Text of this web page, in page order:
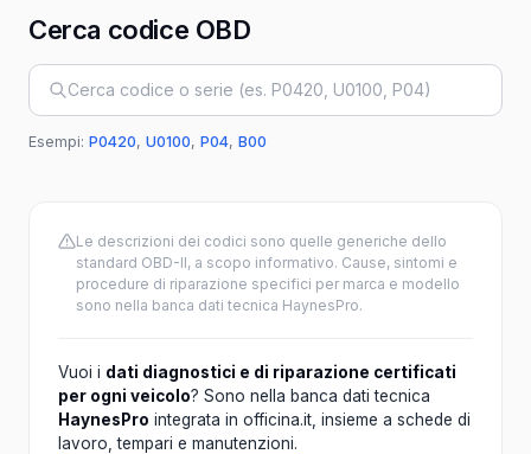
Cerca codice OBD
Cerca codice OBD
Esempi: P0420, U0100, P04, B00
Le descrizioni dei codici sono quelle generiche dello
standard OBD-II, a scopo informativo. Cause, sintomi e
procedure di riparazione specifici per marca e modello
sono nella banca dati tecnica HaynesPro.
Vuoi i dati diagnostici e di riparazione certificati
per ogni veicolo? Sono nella banca dati tecnica
HaynesPro integrata in officina.it, insieme a schede di
lavoro, tempari e manutenzioni.